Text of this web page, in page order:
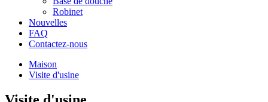
Robinet
Nouvelles
FAQ
Contactez-nous
Maison
Visite d'usine